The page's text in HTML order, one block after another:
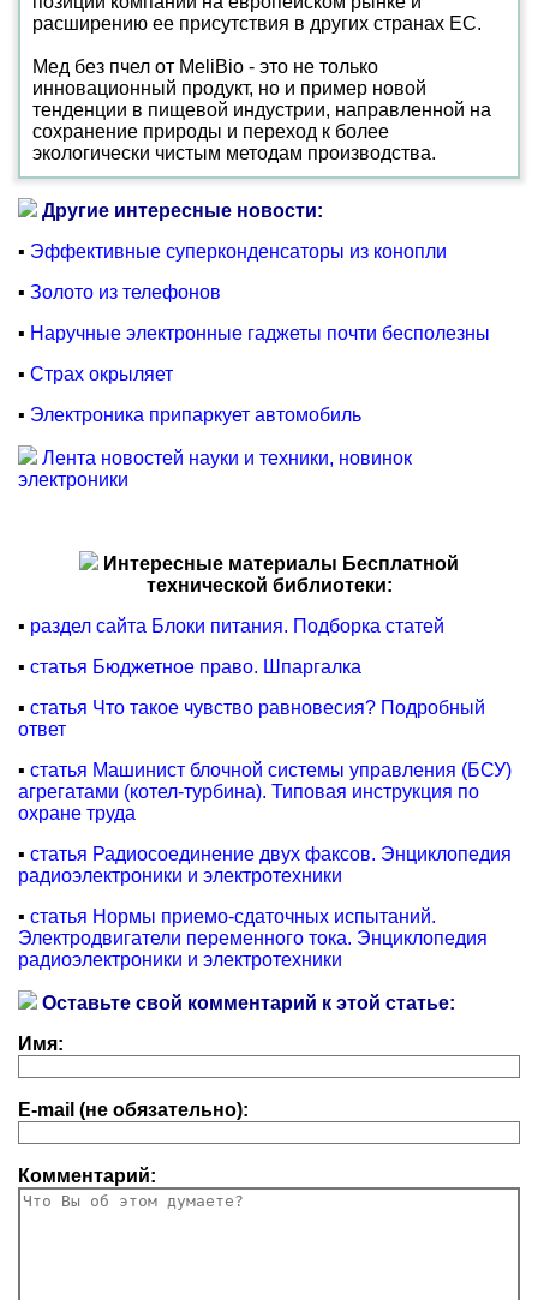
расширению ее присутствия в других странах ЕС.
Мед без пчел от MeliBio - это не только
инновационный продукт, но и пример новой
тенденции в пищевой индустрии, направленной на
сохранение природы и переход к более
экологически чистым методам производства.
Другие интересные новости:
▪ Эффективные суперконденсаторы из конопли
▪ Золото из телефонов
▪ Наручные электронные гаджеты почти бесполезны
▪ Страх окрыляет
▪ Электроника припаркует автомобиль
Лента новостей науки и техники, новинок
электроники
Интересные материалы Бесплатной
технической библиотеки:
▪ раздел сайта Блоки питания. Подборка статей
▪ статья Бюджетное право. Шпаргалка
▪ статья Что такое чувство равновесия? Подробный
ответ
▪ статья Машинист блочной системы управления (БСУ)
агрегатами (котел-турбина). Типовая инструкция по
охране труда
▪ статья Радиосоединение двух факсов. Энциклопедия
радиоэлектроники и электротехники
▪ статья Нормы приемо-сдаточных испытаний.
Электродвигатели переменного тока. Энциклопедия
радиоэлектроники и электротехники
Оставьте свой комментарий к этой статье:
Имя:
E-mail (не обязательно):
Комментарий: